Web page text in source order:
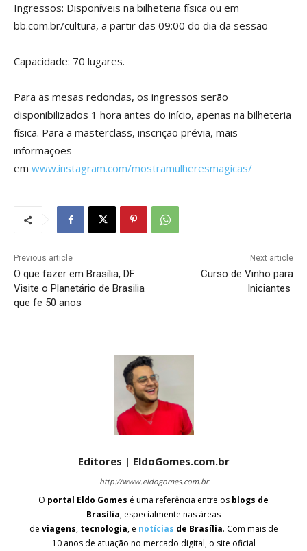
Ingressos: Disponíveis na bilheteria física ou em
bb.com.br/cultura, a partir das 09:00 do dia da sessão
Capacidade: 70 lugares.
Para as mesas redondas, os ingressos serão
disponibilizados 1 hora antes do início, apenas na bilheteria
física. Para a masterclass, inscrição prévia, mais
informações
em www.instagram.com/mostramulheresmagicas/
Previous article
O que fazer em Brasília, DF:
Visite o Planetário de Brasilia
que fe 50 anos
Next article
Curso de Vinho para
Iniciantes
Editores | EldoGomes.com.br
http://www.eldogomes.com.br
O portal Eldo Gomes é uma referência entre os blogs de
Brasília, especialmente nas áreas
de viagens, tecnologia, e notícias de Brasília. Com mais de
10 anos de atuação no mercado digital, o site oficial